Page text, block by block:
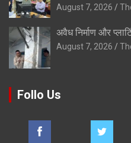
August 7, 2026
अवैध निर्माण और
August 7, 2026
Follo Us